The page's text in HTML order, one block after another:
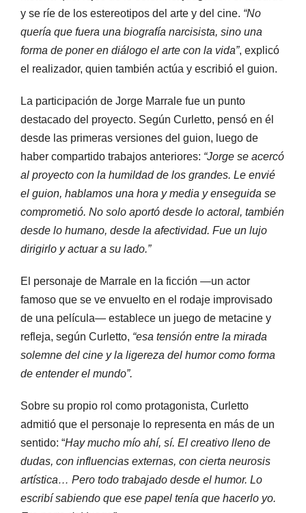
y se ríe de los estereotipos del arte y del cine. “No
quería que fuera una biografía narcisista, sino una
forma de poner en diálogo el arte con la vida”, explicó
el realizador, quien también actúa y escribió el guion.
La participación de Jorge Marrale fue un punto
destacado del proyecto. Según Curletto, pensó en él
desde las primeras versiones del guion, luego de
haber compartido trabajos anteriores: “Jorge se acercó
al proyecto con la humildad de los grandes. Le envié
el guion, hablamos una hora y media y enseguida se
comprometió. No solo aportó desde lo actoral, también
desde lo humano, desde la afectividad. Fue un lujo
dirigirlo y actuar a su lado.”
El personaje de Marrale en la ficción —un actor
famoso que se ve envuelto en el rodaje improvisado
de una película— establece un juego de metacine y
refleja, según Curletto, “esa tensión entre la mirada
solemne del cine y la ligereza del humor como forma
de entender el mundo”.
Sobre su propio rol como protagonista, Curletto
admitió que el personaje lo representa en más de un
sentido: “Hay mucho mío ahí, sí. El creativo lleno de
dudas, con influencias externas, con cierta neurosis
artística… Pero todo trabajado desde el humor. Lo
escribí sabiendo que ese papel tenía que hacerlo yo.